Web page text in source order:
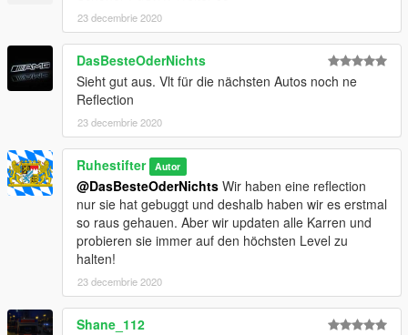
möchtest, dann schreibe uns bitte auf Discord an.
23 decembrie 2020
DasBesteOderNichts
Sieht gut aus. Vlt für die nächsten Autos noch ne
Reflection
23 decembrie 2020
Ruhestifter Autor
@DasBesteOderNichts Wir haben eine reflection
nur sie hat gebuggt und deshalb haben wir es erstmal
so raus gehauen. Aber wir updaten alle Karren und
probieren sie immer auf den höchsten Level zu
halten!
23 decembrie 2020
Shane_112